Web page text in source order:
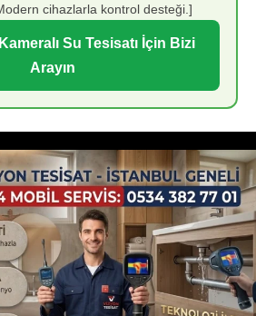
cihazlarla kontrol desteği.]
Su Tesisatı İçin Bizi
Arayın